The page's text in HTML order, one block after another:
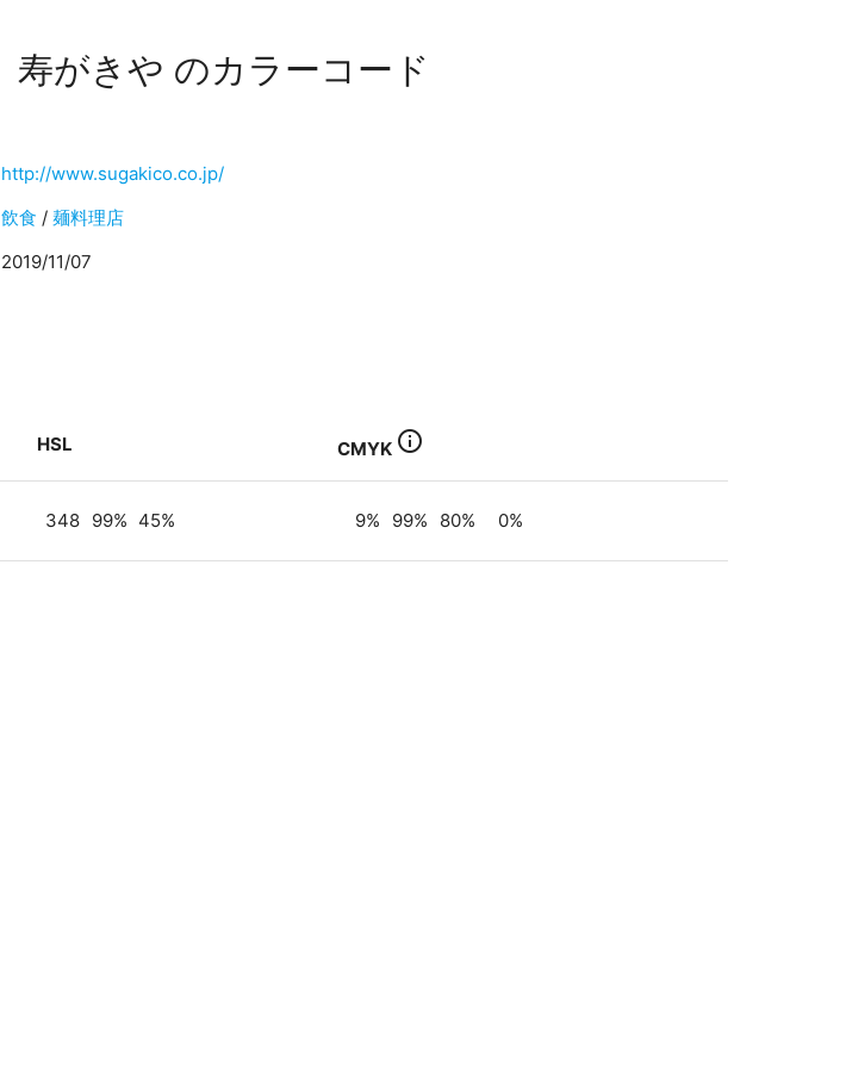
寿がきや のカラーコード
http://www.sugakico.co.jp/
飲食 / 麺料理店
2019/11/07
HSL CMYK info_outline
348 99% 45% 9% 99% 80% 0%